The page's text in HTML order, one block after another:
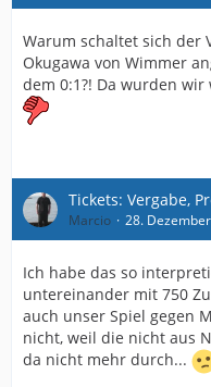
Warum schaltet sich der
Okugawa von Wimmer
dem 0:1?! Da wurden
Tickets: Vergabe,
Marcio 28.
Ich habe das so
untereinander mit 750
auch unser Spiel gegen
nicht, weil die nicht aus
da nicht mehr durch...